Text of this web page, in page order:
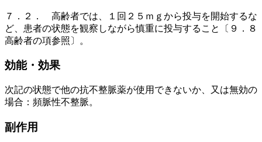
７．２． 高齢者では、１回２５ｍｇから投与を開始するな
ど、患者の状態を観察しながら慎重に投与すること〔９．８
高齢者の項参照〕。
効能・効果
次記の状態で他の抗不整脈薬が使用できないか、又は無効の
場合：頻脈性不整脈。
副作用